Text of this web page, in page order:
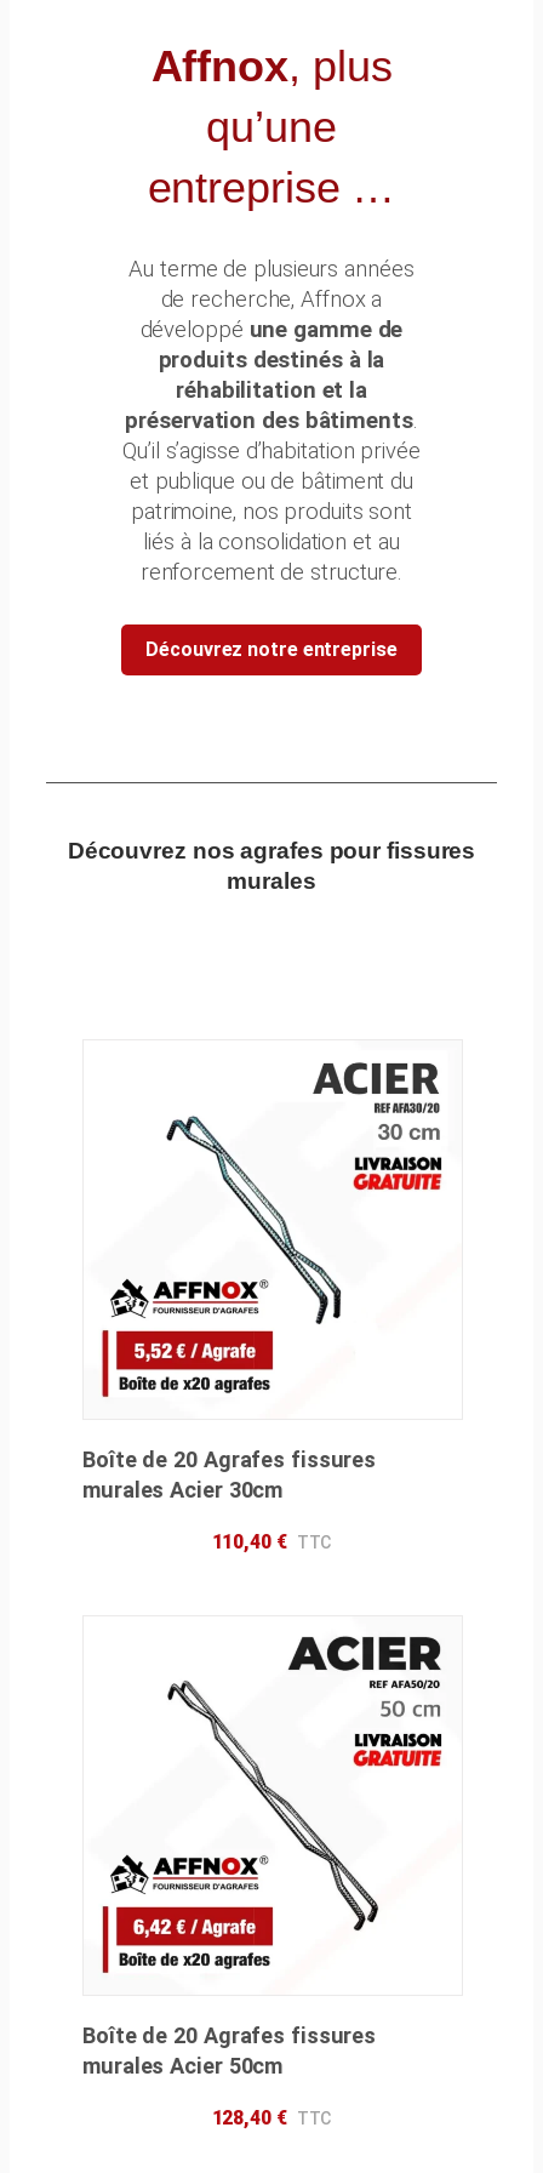
Affnox, plus
qu’une
entreprise …
Au terme de plusieurs années
de recherche, Affnox a
développé une gamme de
produits destinés à la
réhabilitation et la
préservation des bâtiments.
Qu’il s’agisse d’habitation privée
et publique ou de bâtiment du
patrimoine, nos produits sont
liés à la consolidation et au
renforcement de structure.
Découvrez notre entreprise
Découvrez nos agrafes pour fissures
murales
Boîte de 20 Agrafes fissures
murales Acier 30cm
110,40 €
Boîte de 20 Agrafes fissures
murales Acier 50cm
128,40 €